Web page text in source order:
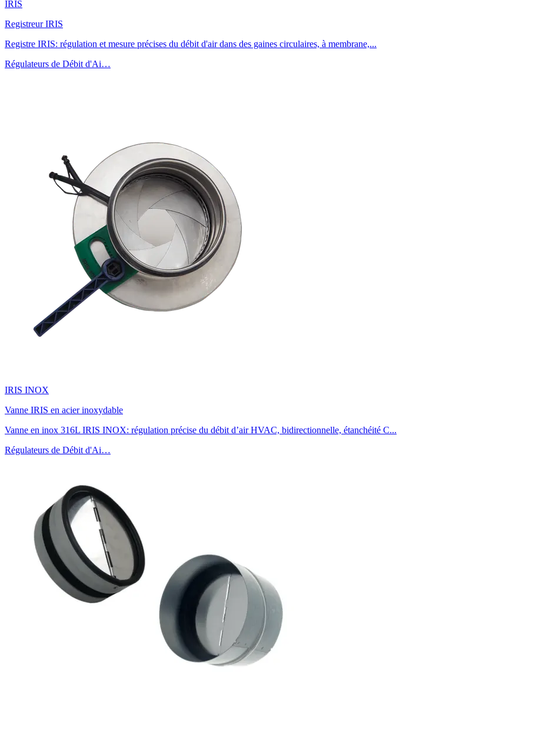
IRIS
Registreur IRIS
Registre IRIS: régulation et mesure précises du débit d'air dans des gaines circulaires, à membrane,...
Régulateurs de Débit d'Ai…
IRIS INOX
Vanne IRIS en acier inoxydable
Vanne en inox 316L IRIS INOX: régulation précise du débit d’air HVAC, bidirectionnelle, étanchéité C...
Régulateurs de Débit d'Ai…